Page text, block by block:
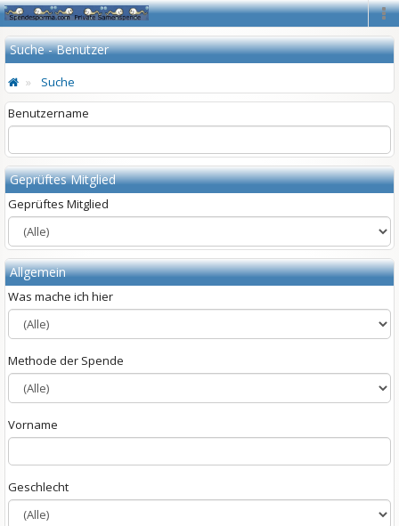
Suche - Benutzer
Suche
Benutzername
Geprüftes Mitglied
Geprüftes Mitglied
Allgemein
Was mache ich hier
Methode der Spende
Vorname
Geschlecht